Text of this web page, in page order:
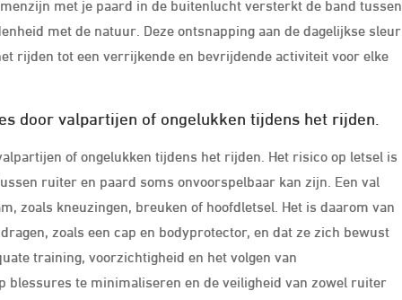
met de natuur. Deze ontsnapping aan de dagelijkse sleur
rijden tot een verrijkende en bevrijdende activiteit voor elke
door valpartijen of ongelukken tijdens het rijden.
of ongelukken tijdens het rijden. Het risico op letsel is
ruiter en paard soms onvoorspelbaar kan zijn. Een val
zoals kneuzingen, breuken of hoofdletsel. Het is daarom van
zoals een cap en bodyprotector, en dat ze zich bewust
training, voorzichtigheid en het volgen van
te minimaliseren en de veiligheid van zowel ruiter